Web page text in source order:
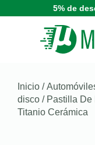
5% de
Inicio /
disco / Pastilla De
Titanio Cerámica